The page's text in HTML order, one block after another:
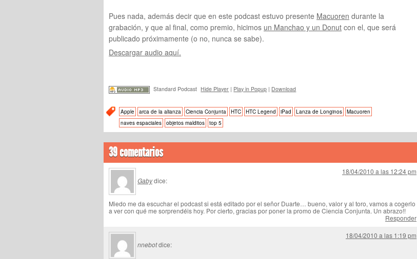
Pues nada, además decir que en este podcast estuvo presente Macuoren durante la
grabación, y que al final, como premio, hicimos un Manchao y un Donut con el, que será
publicado próximamente (o no, nunca se sabe).
Descargar audio aquí.
Standard Podcast Hide Player | Play in Popup | Download
Apple arca de la alianza Ciencia Conjunta HTC HTC Legend iPad Lanza de Longinos
Macuoren
naves espaciales
objetos malditos top 5
39 comentarios
Gabydice:
18/04/2010 a las 12:24 pm
Miedo me da escuchar el podcast si está editado por el señor Duarte… bueno, valor y al toro, vamos a cogerlo
a ver con qué me sorprendéis hoy. Por cierto, gracias por poner la promo de Ciencia Conjunta. Un abrazo!!
Responder
nnebotdice:
18/04/2010 a las 1:19 pm